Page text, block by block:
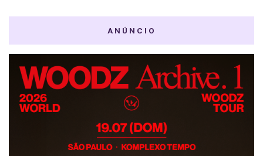
ANÚNCIO